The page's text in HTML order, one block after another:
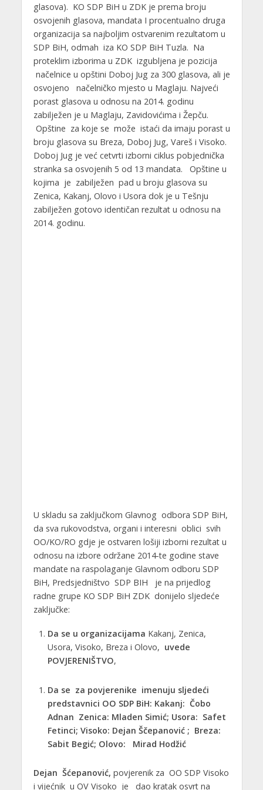
glasova). KO SDP BiH u ZDK je prema broju
osvojenih glasova, mandata I procentualno druga
organizacija sa najboljim ostvarenim rezultatom u
SDP BiH, odmah iza KO SDP BiH Tuzla. Na
proteklim izborima u ZDK izgubljena je pozicija
načelnice u opštini Doboj Jug za 300 glasova, ali je
osvojeno načelničko mjesto u Maglaju. Najveći
porast glasova u odnosu na 2014. godinu
zabilježen je u Maglaju, Zavidovićima i Žepču.
Opštine za koje se može istaći da imaju porast u
broju glasova su Breza, Doboj Jug, Vareš i Visoko.
Doboj Jug je već cetvrti izborni ciklus pobjednička
stranka sa osvojenih 5 od 13 mandata. Opštine u
kojima je zabilježen pad u broju glasova su
Zenica, Kakanj, Olovo i Usora dok je u Tešnju
zabilježen gotovo identičan rezultat u odnosu na
2014. godinu.
U skladu sa zaključkom Glavnog odbora SDP BiH,
da sva rukovodstva, organi i interesni oblici svih
OO/KO/RO gdje je ostvaren lošiji izborni rezultat u
odnosu na izbore održane 2014-te godine stave
mandate na raspolaganje Glavnom odboru SDP
BiH, Predsjedništvo SDP BIH je na prijedlog
radne grupe KO SDP BiH ZDK donijelo sljedeće
zaključke:
Da se u organizacijama Kakanj, Zenica,
Usora, Visoko, Breza i Olovo, uvede
POVJERENIŠTVO,
Da se za povjerenike imenuju sljedeći
predstavnici OO SDP BiH: Kakanj: Čobo
Adnan Zenica: Mladen Simić; Usora: Safet
Fetinci; Visoko: Dejan Ščepanović ; Breza:
Sabit Begić; Olovo: Mirad Hodžić
Dejan Šćepanović, povjerenik za OO SDP Visoko
i vijećnik u OV Visoko je dao kratak osvrt na